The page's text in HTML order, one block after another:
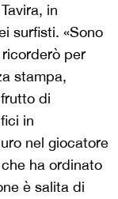
in
surfisti. «Sono
per
stampa,
di
in
nel giocatore
ha ordinato
è salita di